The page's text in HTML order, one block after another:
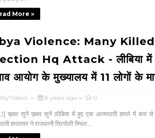
More »
Violence: Many
Hq Attack - लीबिया में
आयोग के मुख्यालय में 11 लोगों के
8 years ago 0
ख़बर सुनें ख़बर सुनें लीबिया में हुए एक आत्मघाती हमले में कम से
हमलावर ने राजधानी त्रिपोली स्थित ...